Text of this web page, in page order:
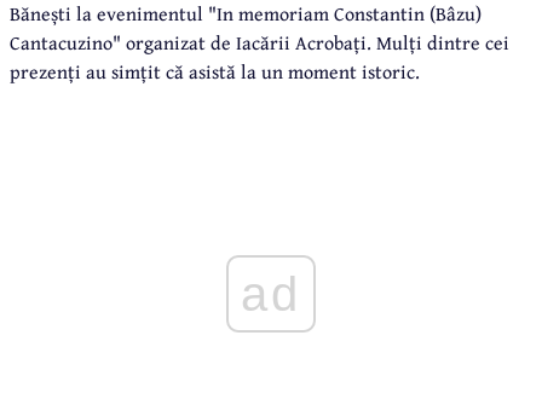
Bănești la evenimentul "In memoriam Constantin (Bâzu)
Cantacuzino" organizat de Iacării Acrobați. Mulți dintre cei
prezenți au simțit că asistă la un moment istoric.
ad